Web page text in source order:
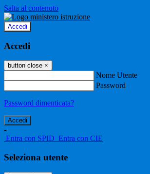
Salta al contenuto
Accedi
Accedi
button close ×
Nome Utente
Password
Password dimenticata?
-
Entra con SPID Entra con CIE
Seleziona utente